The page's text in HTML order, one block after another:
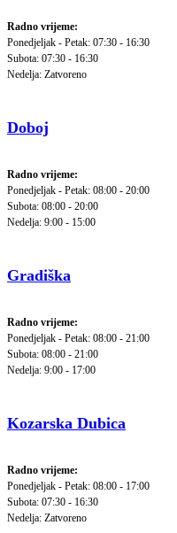
Radno vrijeme:
Ponedjeljak - Petak: 07:30 - 16:30
Subota: 07:30 - 16:30
Nedelja: Zatvoreno
Doboj
Radno vrijeme:
Ponedjeljak - Petak: 08:00 - 20:00
Subota: 08:00 - 20:00
Nedelja: 9:00 - 15:00
Gradiška
Radno vrijeme:
Ponedjeljak - Petak: 08:00 - 21:00
Subota: 08:00 - 21:00
Nedelja: 9:00 - 17:00
Kozarska Dubica
Radno vrijeme:
Ponedjeljak - Petak: 08:00 - 17:00
Subota: 07:30 - 16:30
Nedelja: Zatvoreno